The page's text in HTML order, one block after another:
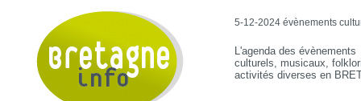
5-12-2024 évènements
L'agenda des évènements
culturels, musicaux,
activités diverses en